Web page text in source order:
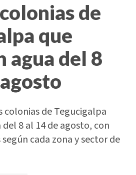
de
que
agua del 8
colonias de Tegucigalpa
8 al 14 de agosto, con
cada zona y sector de